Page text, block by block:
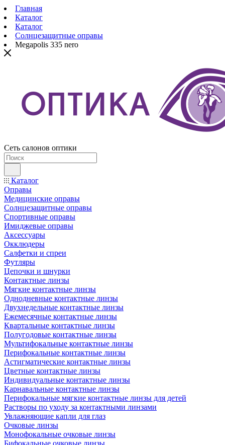
Главная
Каталог
Каталог
Солнцезащитные оправы
Megapolis 335 nero
Сеть салонов оптики
Каталог
Оправы
Медицинские оправы
Солнцезащитные оправы
Спортивные оправы
Имиджевые оправы
Аксессуары
Окклюдеры
Салфетки и спреи
Футляры
Цепочки и шнурки
Контактные линзы
Мягкие контактные линзы
Однодневные контактные линзы
Двухнедельные контактные линзы
Ежемесячные контактные линзы
Квартальные контактные линзы
Полугодовые контактные линзы
Мультифокальные контактные линзы
Перифокальные контактные линзы
Астигматические контактные линзы
Цветные контактные линзы
Индивидуальные контактные линзы
Карнавальные контактные линзы
Перифокальные мягкие контактные линзы для детей
Растворы по уходу за контактными линзами
Увлажняющие капли для глаз
Очковые линзы
Монофокальные очковые линзы
Бифокальные очковые линзы